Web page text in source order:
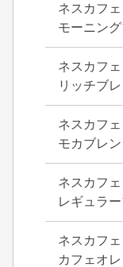
ネスカフ
モーニン
ネスカフ
リッチブ
ネスカフ
モカブレ
ネスカフ
レギュラ
ネスカフ
カフェオ